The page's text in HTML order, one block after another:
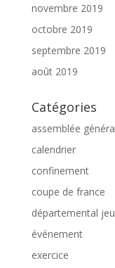
novembre 2019
octobre 2019
septembre 2019
août 2019
Catégories
assemblée
calendrier
confinement
coupe de france
départemental
événement
exercice